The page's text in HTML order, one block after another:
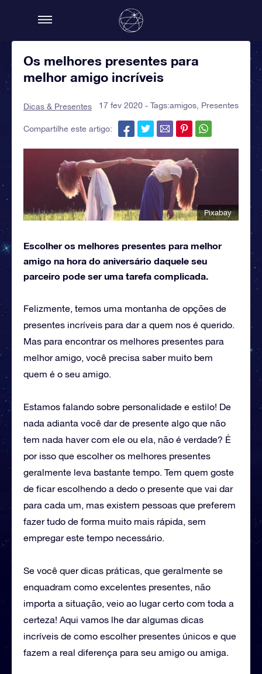
Os melhores presentes para
melhor amigo incríveis
Dicas & Presentes 17 fev 2020 - Tags:amigos Presentes
Compartilhe este artigo:
Pixabay
Escolher os melhores presentes para melhor
amigo na hora do aniversário daquele seu
parceiro pode ser uma tarefa complicada.
Felizmente, temos uma montanha de opções de
presentes incríveis para dar a quem nos é querido.
Mas para encontrar os melhores presentes para
melhor amigo, você precisa saber muito bem
quem é o seu amigo.
Estamos falando sobre personalidade e estilo! De
nada adianta você dar de presente algo que não
tem nada haver com ele ou ela, não é verdade? É
por isso que escolher os melhores presentes
geralmente leva bastante tempo. Tem quem goste
de ficar escolhendo a dedo o presente que vai dar
para cada um, mas existem pessoas que preferem
fazer tudo de forma muito mais rápida, sem
empregar este tempo necessário.
Se você quer dicas práticas, que geralmente se
enquadram como excelentes presentes, não
importa a situação, veio ao lugar certo com toda a
certeza! Aqui vamos lhe dar algumas dicas
incríveis de como escolher presentes únicos e que
fazem a real diferença para seu amigo ou amiga.